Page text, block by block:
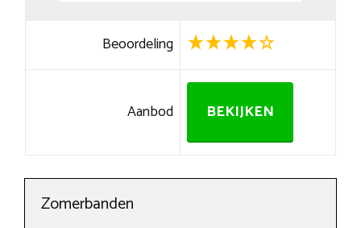
Beoordeling
Aanbod BEKIJKEN
Zomerbanden